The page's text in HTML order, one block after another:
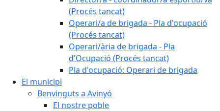
(Procés tancat)
Operari/a de brigada - Pla d'ocupació
(Procés tancat)
Operari/ària de brigada - Pla
d'Ocupació (Procés tancat)
Pla d'ocupació: Operari de brigada
El municipi
Benvinguts a Avinyó
El nostre poble